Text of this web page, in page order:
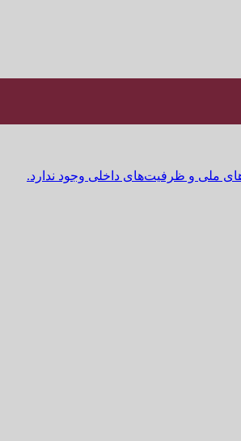
ملی و ظرفیت‌های داخلی وجود ندارد.